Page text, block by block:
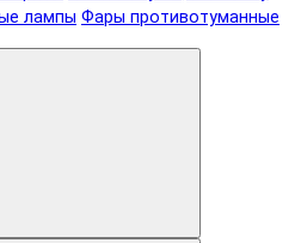
лампы Фары противотуманные